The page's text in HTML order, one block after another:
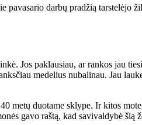
pa­va­sa­rio dar­bų pra­džią
Jos pa­klau­siau, ar ran­kos jau
me­de­lius nu­ba­li­nau. Jau
me­tų duo­ta­me skly­pe. Ir ki­tos
ga­vo raš­tą, kad sa­vi­val­dy­bė